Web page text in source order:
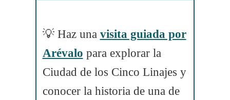
💡 Haz una visita guiada por
Arévalo para explorar la
Ciudad de los Cinco Linajes y
conocer la historia de una de